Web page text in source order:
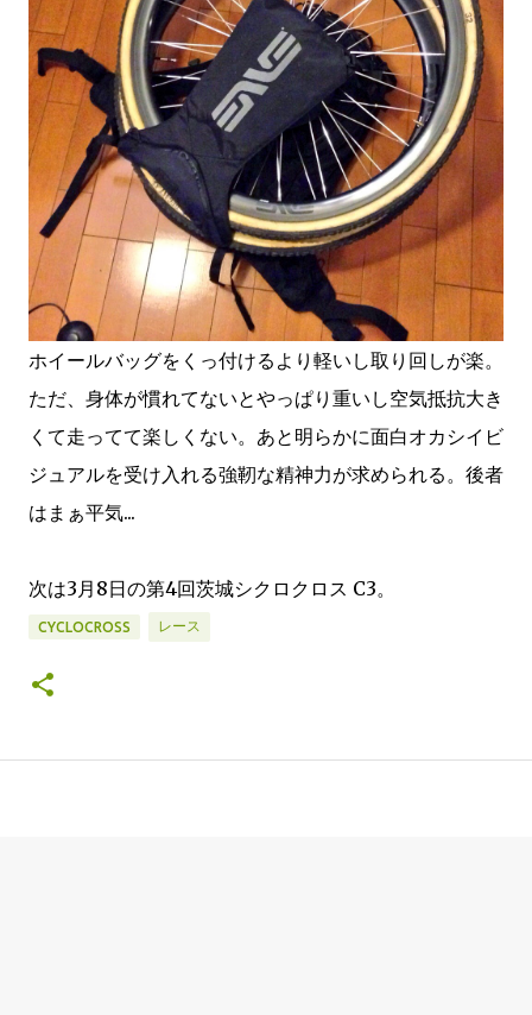
ホイールバッグをくっ付けるより軽いし取り回しが楽。
ただ、身体が慣れてないとやっぱり重いし空気抵抗大き
くて走ってて楽しくない。あと明らかに面白オカシイビ
ジュアルを受け入れる強靭な精神力が求められる。後者
はまぁ平気...
次は3月8日の第4回茨城シクロクロス C3。
CYCLOCROSS レース